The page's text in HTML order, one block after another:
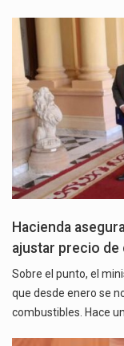
Hacienda
ajustar precio
Sobre el punto, el
que desde enero se
combustibles. Hace